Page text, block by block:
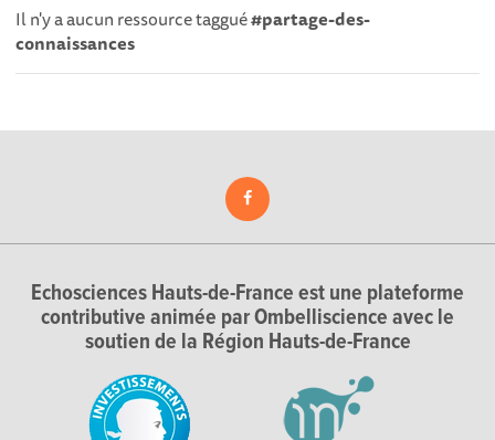
Il n'y a aucun ressource taggué#partage-des-
connaissances
Echosciences Hauts-de-France est une plateforme
contributive animée par Ombelliscience avec le
soutien de la Région Hauts-de-France